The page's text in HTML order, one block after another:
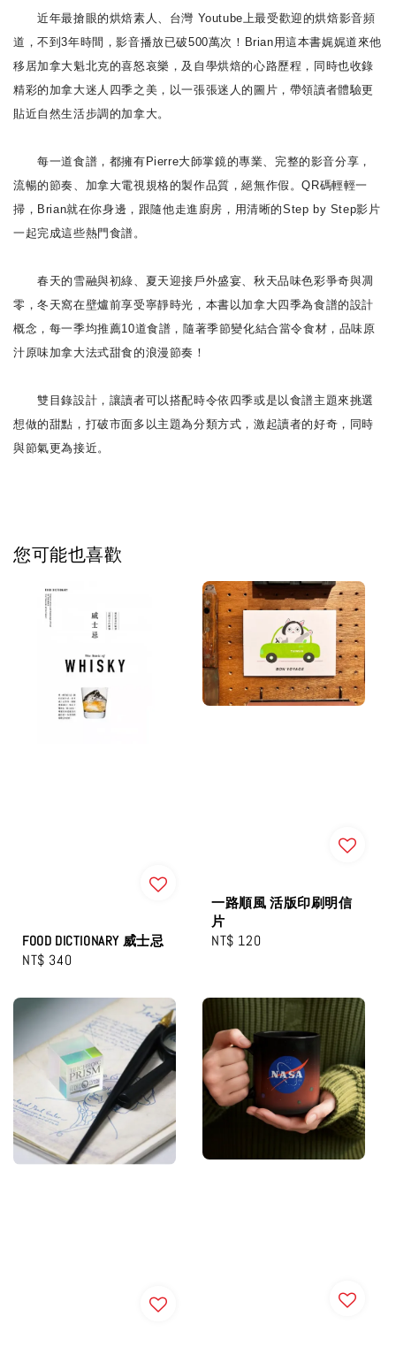
近年最搶眼的烘焙素人、台灣 Youtube上最受歡迎的烘焙影音頻
道，不到3年時間，影音播放已破500萬次！Brian用這本書娓娓道來他
移居加拿大魁北克的喜怒哀樂，及自學烘焙的心路歷程，同時也收錄
精彩的加拿大迷人四季之美，以一張張迷人的圖片，帶領讀者體驗更
貼近自然生活步調的加拿大。
每一道食譜，都擁有Pierre大師掌鏡的專業、完整的影音分享，
流暢的節奏、加拿大電視規格的製作品質，絕無作假。QR碼輕輕一
掃，Brian就在你身邊，跟隨他走進廚房，用清晰的Step by Step影片
一起完成這些熱門食譜。
春天的雪融與初綠、夏天迎接戶外盛宴、秋天品味色彩爭奇與凋
零，冬天窩在壁爐前享受寧靜時光，本書以加拿大四季為食譜的設計
概念，每一季均推薦10道食譜，隨著季節變化結合當令食材，品味原
汁原味加拿大法式甜食的浪漫節奏！
雙目錄設計，讓讀者可以搭配時令依四季或是以食譜主題來挑選
想做的甜點，打破市面多以主題為分類方式，激起讀者的好奇，同時
與節氣更為接近。
您可能也喜歡
FOOD DICTIONARY 威士忌
Regular
NT$ 340
一路順風 活版印刷明信
片
Regular
NT$ 120